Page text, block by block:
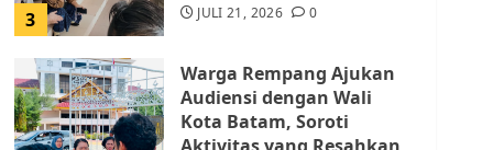
3 JULI 21, 2026 0
Warga Rempang Ajukan
Audiensi dengan Wali
Kota Batam, Soroti
Aktivitas yang Resahkan